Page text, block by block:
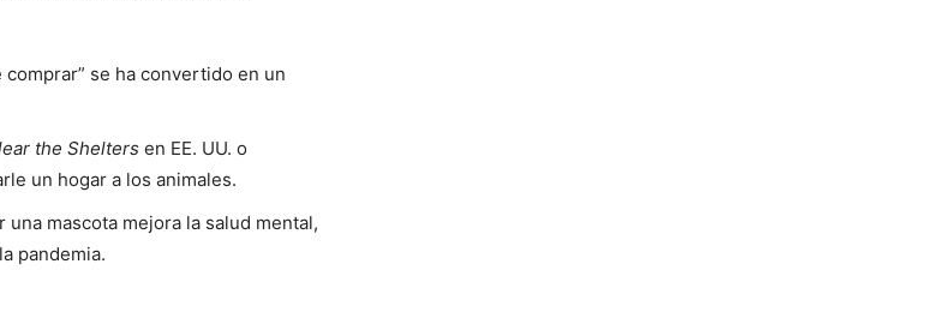
se ha convertido en un
the Shelters en EE. UU. o
un hogar a los animales.
mascota mejora la salud mental,
pandemia.